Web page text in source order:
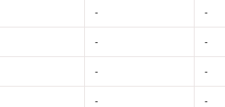
- -
- -
- -
- -